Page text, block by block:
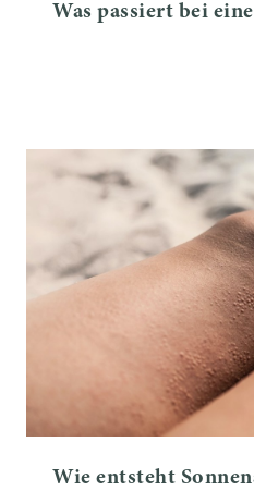
Was passiert bei
Wie entsteht